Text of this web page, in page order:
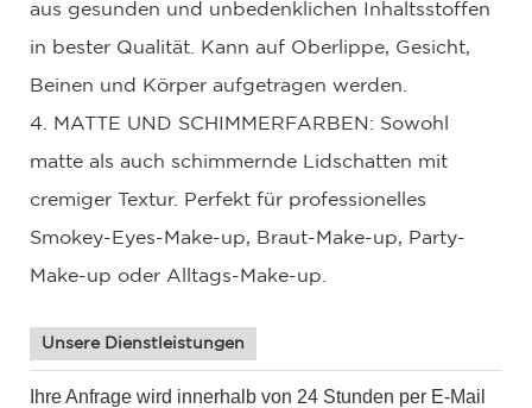
aus gesunden und unbedenklichen Inhaltsstoffen
in bester Qualität. Kann auf Oberlippe, Gesicht,
Beinen und Körper aufgetragen werden.
4. MATTE UND SCHIMMERFARBEN: Sowohl
matte als auch schimmernde Lidschatten mit
cremiger Textur. Perfekt für professionelles
Smokey-Eyes-Make-up, Braut-Make-up, Party-
Make-up oder Alltags-Make-up.
Unsere Dienstleistungen
Ihre Anfrage wird innerhalb von 24 Stunden per E-Mail